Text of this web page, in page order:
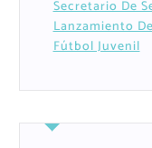
Secretario De
Lanzamiento
Fútbol Juvenil